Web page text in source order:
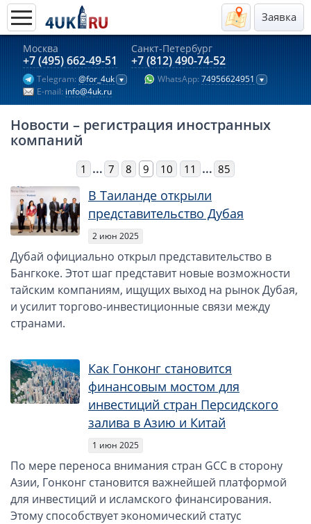
Заявка
Москва
+7 (495) 662-49-51
Санкт-Петербург
+7 (812) 490-74-52
Telegram: @for_4uk WhatsApp: 74956624951
E-mail: info@4uk.ru
Актуальные предложения 2026
Компании в Гонконге
Английские компании LTD
Киргизия (компания и счёт)
Компании в Китае
Kомпания в Канаде с лицензией MSB
Казахстан (компания и счёт)
Открытие счета в банках Казахстана
Платежная система Гонконга
Платежная система Великобритании
Платежная система Маврикия
Платежная система Казахстана
ОАЭ, Дубай (компания и счёт)
Оффшоры в Панаме
Оффшоры на Сейшелах
Турция (компания и счёт)
Счёт и карта в Турции для физлиц
Cчёт в Турции для компании
Счёт и карта в Киргизии для физлиц
Гражданство Вануату
Гражданство Сьерра-Леоне
Новости – регистрация иностранных
компаний
1 … 7 8 9 10 11 … 85
В Таиланде открыли
представительство Дубая
2 июн 2025
Дубай официально открыл представительство в
Бангкоке. Этот шаг представит новые возможности
тайским компаниям, ищущих выход на рынок Дубая,
и усилит торгово-инвестиционные связи между
странами.
Как Гонконг становится
финансовым мостом для
инвестиций стран Персидского
залива в Азию и Китай
1 июн 2025
По мере переноса внимания стран GCC в сторону
Азии, Гонконг становится важнейшей платформой
для инвестиций и исламского финансирования.
Этому способствует экономический статус